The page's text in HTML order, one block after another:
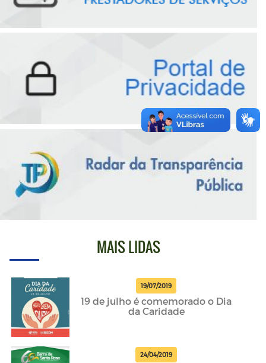
MAIS LIDAS
19/07/2019
19 de julho é comemorado o Dia
da Caridade
24/04/2019